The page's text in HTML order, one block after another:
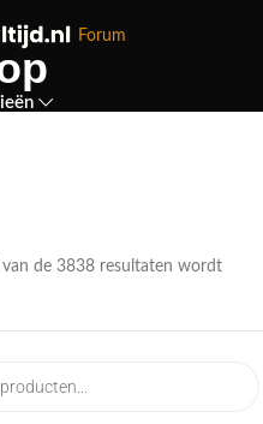
Forum
van de 3838 resultaten wordt